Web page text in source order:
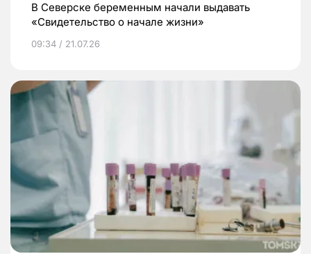
В Северске беременным начали выдавать
«Свидетельство о начале жизни»
09:34 / 21.07.26